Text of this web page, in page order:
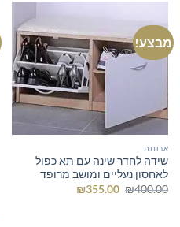
מבצע!
ארונות
שידה לחדר שינה עם תא כפול
לאחסון נעליים ומושב מרופד
₪400.00
המחיר ₪355.00
המחיר